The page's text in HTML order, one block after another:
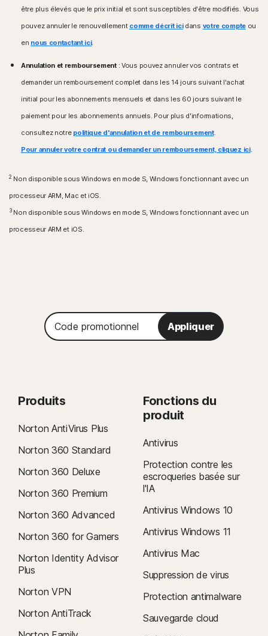
deux versions précédentes d'Apple® iOS.
précédente d'Apple® tvOS.
Systèmes d'exploitation Fire OS
et versions ultérieures.
Extension de navigateur
Mozilla Firefox
Norton, Contrôle parental Norton, Norton SafeCam.
Systèmes d'exploitation Android™
Google Play requise. Mode multi-utilisateur non pris
ColorOS 7.1 ou version ultérieure. Installation de l'app
Google Play requise.
deux versions précédentes d'Apple® iOS.
être plus élevés que le prix initial et sont susceptibles d'être modifiés. Vous
pouvez annuler le renouvellement comme décrit icidans votre compteou
en nous contactant ici.
Annulation et remboursement: Vous pouvez annuler vos contrats et
demander un remboursement complet dans les 14 jours suivant l'achat
initial pour les abonnements mensuels et dans les 60 jours suivant le
paiement pour les abonnements annuels. Pour plus d'informations,
consultez notre politique d'annulation et de remboursement.
Pour annuler votre contrat ou demander un remboursement, cliquez ici.
2 Non disponible sous Windows en mode S, Windows fonctionnant avec un
processeur ARM, Mac et iOS.
3Non disponible sous Windows en mode S, Windows fonctionnant avec un
processeur ARM et iOS.
Code
promotionnel
Appliquer
Produits
Norton AntiVirus Plus
Norton 360 Standard
Norton 360 Deluxe
Norton 360 Premium
Norton 360 Advanced
Norton 360 for Gamers
Norton Identity Advisor
Plus
Norton VPN
Norton AntiTrack
Fonctions du
produit
Antivirus
Protection contre les
escroqueries basée sur
l'IA
Antivirus Windows 10
Antivirus Windows 11
Antivirus Mac
Suppression de virus
Protection antimalware
Sauvegarde cloud